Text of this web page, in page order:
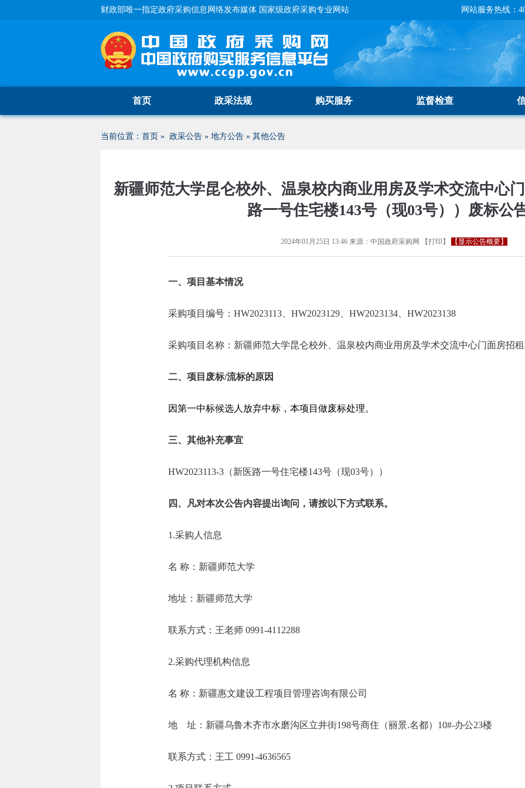
财政部唯一指定政府采购信息网络发布媒体 国家级政府采购专业网站 网站服务热线：
首页 政采法规 购买服务 监督检查
当前位置： 首页 » 政采公告 » 地方公告 » 其他公告
新疆师范大学昆仑校外、温泉校内商业用房及学术交流中心
路一号住宅楼143号（现03号））废标公
2024年01月25日 13:46来源： 中国政府采购网 【打印 】 【显示公告概要】
一、项目基本情况
采购项目编号：HW2023113、HW2023129、HW2023134、HW2023138
采购项目名称：新疆师范大学昆仑校外、温泉校内商业用房及学术交流中心门面房招
二、项目废标/流标的原因
因第一中标候选人放弃中标，本项目做废标处理。
三、其他补充事宜
HW2023113-3（新医路一号住宅楼143号（现03号） ）
四、凡对本次公告内容提出询问，请按以下方式联系。
1.采购人信息
名 称：新疆师范大学
地址：新疆师范大学
联系方式：王老师 0991-4112288
2.采购代理机构信息
名 称：新疆惠文建设工程项目管理咨询有限公司
地 址：新疆乌鲁木齐市水磨沟区立井街198号商住（丽景.名都
联系方式：王工 0991-4636565